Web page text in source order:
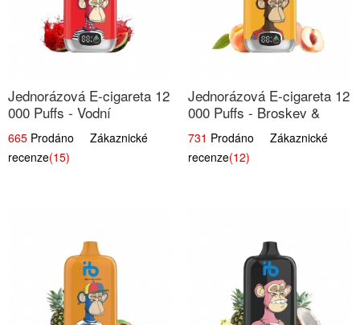
Jednorázová E-cigareta 12
000 Puffs - Vodní
Melounová Zmrzlina | Letní
dezertní příchuť
665 Prodáno Zákaznické
recenze(15)
Jednorázová E-cigareta 12
000 Puffs - Broskev &
Ovocná Šťáva | Osvěžující
ovocná směs
731 Prodáno Zákaznické
recenze(12)